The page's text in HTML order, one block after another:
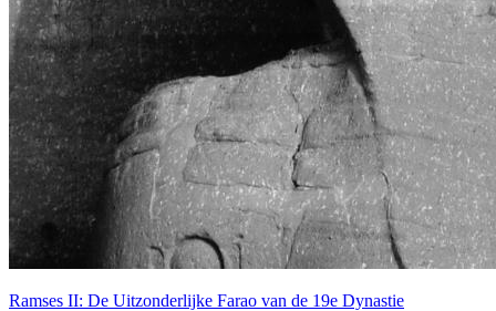
Ramses II: De Uitzonderlijke Farao van de 19e Dynastie